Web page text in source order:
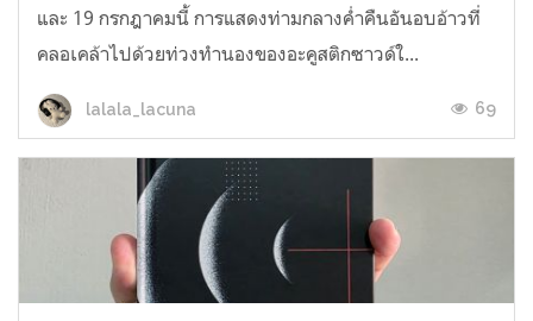
และ 19 กรกฎาคมนี้ การแสดงท่ามกลางค่ำคืนอันอบอ้าวที่
คลอเคล้าไปด้วยท่วงทำนองของอะคูสติกซาวด์ใ...
lalala_lacuna 69